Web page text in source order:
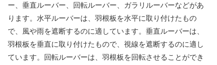
ー、垂直ルーバー、回転ルーバー、ガラリルーバーなどがあ
ります。水平ルーバーは、羽根板を水平に取り付けたもの
で、風や雨を遮断するのに適しています。垂直ルーバーは、
羽根板を垂直に取り付けたもので、視線を遮断するのに適し
ています。回転ルーバーは、羽根板を回転させることができ